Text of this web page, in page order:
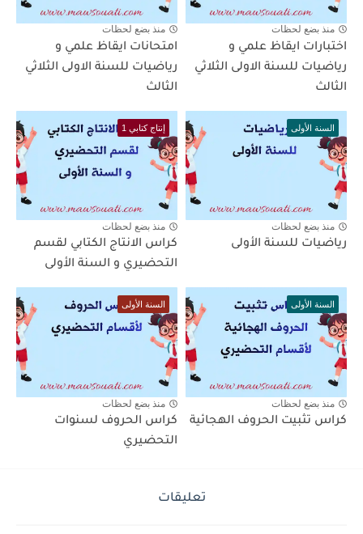
منذ بضع لحظات
اختبارات ايقاظ علمي و
رياضيات للسنة الاولى الثلاثي
الثالث
منذ بضع لحظات
امتحانات ايقاظ علمي و
رياضيات للسنة الاولى الثلاثي
الثالث
السنة الأولى
منذ بضع لحظات
رياضيات للسنة الأولى
إنتاج كتابي 1
منذ بضع لحظات
كراس الانتاج الكتابي لقسم
التحضيري و السنة الأولى
السنة الأولى
منذ بضع لحظات
كراس تثبيت الحروف الهجائية
السنة الأولى
منذ بضع لحظات
كراس الحروف لسنوات
التحضيري
تعليقات